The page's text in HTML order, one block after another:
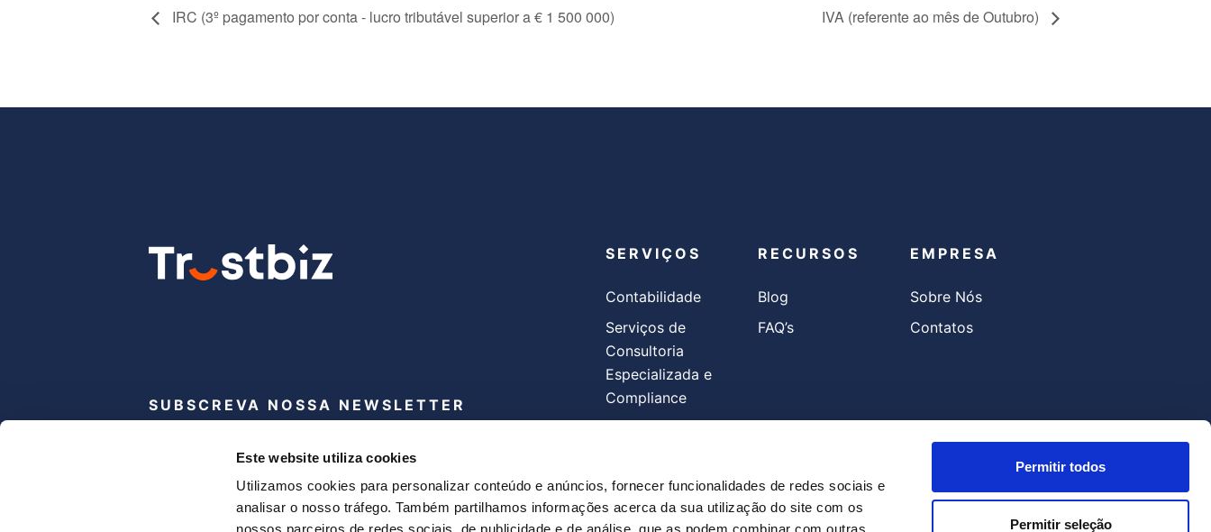
Este website utiliza cookies
Utilizamos cookies para personalizar conteúdo e anúncios, fornecer funcionalidades de redes sociais e
analisar o nosso tráfego. Também partilhamos informações acerca da sua utilização do site com os
Permitir todos
Permitir seleção
IRC (3º pagamento por conta - lucro tributável superior a € 1 500 000) IVA (referente ao mês de Outubro)
SUBSCREVA NOSSA NEWSLETTER
Eu li e concordo com o sitepolítica de privacidadee Termos e
SERVIÇOS
Contabilidade
Serviços de
Consultoria
Especializada e
Compliance
Salarial
RECURSOS
Blog
FAQ’s
EMPRESA
Sobre Nós
Contatos